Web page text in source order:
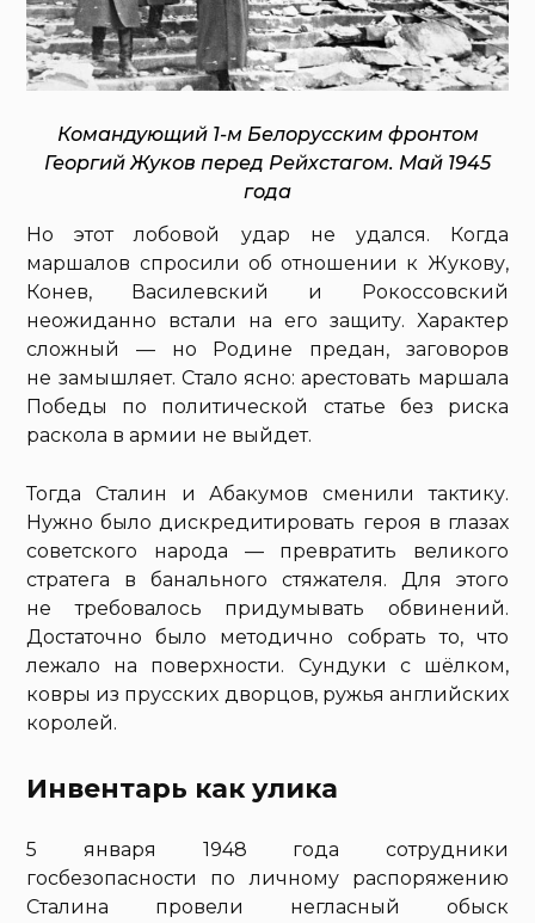
Командующий 1-м Белорусским фронтом
Георгий Жуков перед Рейхстагом. Май 1945
года
Но этот лобовой удар не удался. Когда
маршалов спросили об отношении к Жукову,
Конев, Василевский и Рокоссовский
неожиданно встали на его защиту. Характер
сложный — но Родине предан, заговоров
не замышляет. Стало ясно: арестовать маршала
Победы по политической статье без риска
раскола в армии не выйдет.
Тогда Сталин и Абакумов сменили тактику.
Нужно было дискредитировать героя в глазах
советского народа — превратить великого
стратега в банального стяжателя. Для этого
не требовалось придумывать обвинений.
Достаточно было методично собрать то, что
лежало на поверхности. Сундуки с шёлком,
ковры из прусских дворцов, ружья английских
королей.
Инвентарь как улика
5 января 1948 года сотрудники
госбезопасности по личному распоряжению
Сталина провели негласный обыск